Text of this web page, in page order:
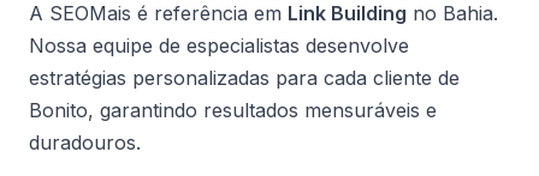
A SEOMais é referência em Link Building no Bahia.
Nossa equipe de especialistas desenvolve
estratégias personalizadas para cada cliente de
Bonito, garantindo resultados mensuráveis e
duradouros.